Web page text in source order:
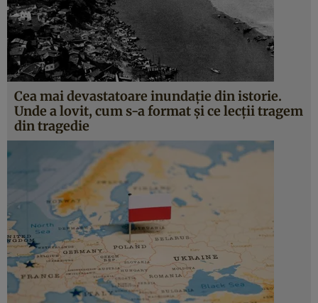
Cea mai devastatoare inundație din istorie.
Unde a lovit, cum s-a format și ce lecții tragem
din tragedie